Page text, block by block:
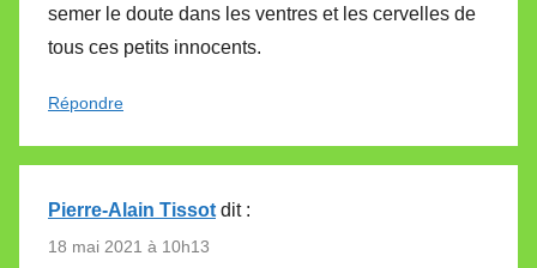
semer le doute dans les ventres et les cervelles de
tous ces petits innocents.
Répondre
Pierre-Alain Tissot dit :
18 mai 2021 à 10h13